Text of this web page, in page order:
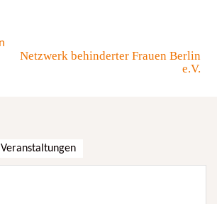
Netzwerk behinderter Frauen Berlin
e.V.
Veranstaltungen